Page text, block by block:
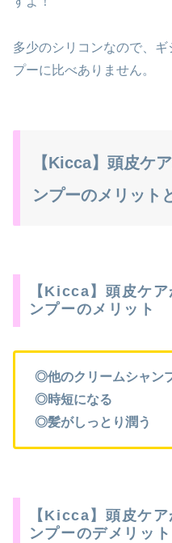
多少のシリコンなので、
プーに比べありません。
【Kicca】頭皮ケ
ンプーのメリット
【Kicca】頭皮ケ
ンプーのメリット
◎他のクリームシャン
◎時短になる
◎髪がしっとり潤う
【Kicca】頭皮ケ
ンプーのデメリット